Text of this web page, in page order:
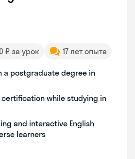
₽ за урок 17 лет опыта
a postgraduate degree in
certification while studying in
and interactive English
learners